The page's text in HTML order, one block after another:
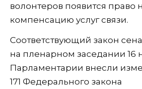
волонтеров появится право
компенсацию услуг связи.
Соответствующий закон
на пленарном заседании 16
Парламентарии внесли
171 Федерального закона